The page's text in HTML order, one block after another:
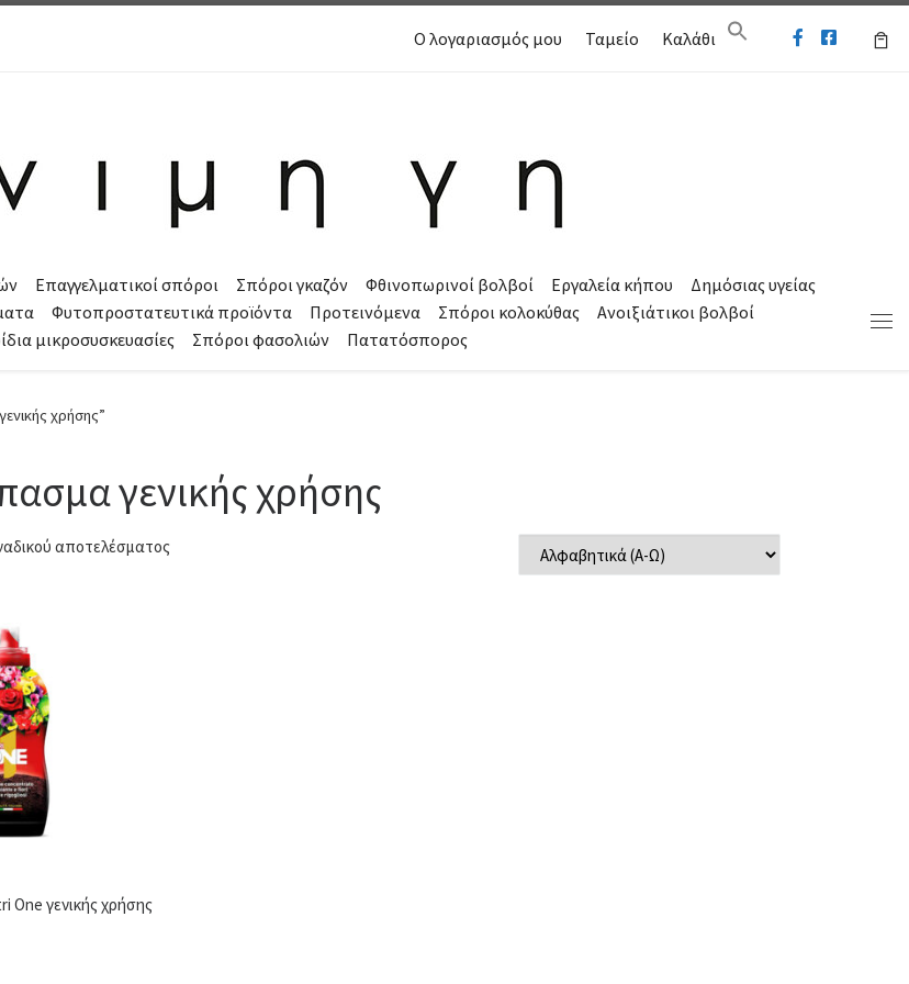
Ο λογαριασμός μου Ταμείο Καλάθι
Επαγγελματικοί σπόροι Σπόροι γκαζόν Φθινοπωρινοί βολβοί Εργαλεία κήπου
Δημόσιας υγείας
Φυτοπροστατευτικά προϊόντα Προτεινόμενα Σπόροι κολοκύθας
Ανοιξιάτικοι βολβοί
μικροσυσκευασίες Σπόροι φασολιών Πατατόσπορος
χρήσης”
γενικής χρήσης
αποτελέσματος
One γενικής χρήσης